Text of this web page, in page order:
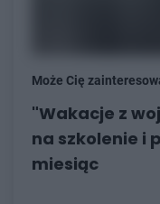
Może Cię
"Wakacje z
na szkolenie i
miesiąc